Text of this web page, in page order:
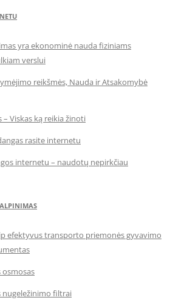
yra ekonominė nauda fiziniams
verslui
reikšmės, Nauda ir Atsakomybė
– Viskas ką reikia žinoti
rasite internetu
internetu – naudotų nepirkčiau
efektyvus transporto priemonės gyvavimo
osmosas
nugeležinimo filtrai